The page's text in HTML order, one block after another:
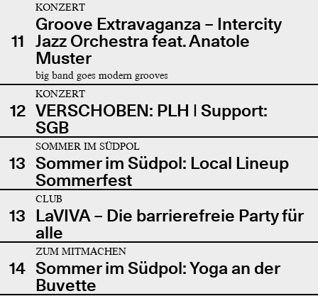
11
KONZERT
Groove Extravaganza – Intercity
Jazz Orchestra feat. Anatole
Muster
big band goes modern grooves
12
KONZERT
VERSCHOBEN: PLH | Support:
SGB
13
SOMMER IM SÜDPOL
Sommer im Südpol: Local Lineup
Sommerfest
13
CLUB
LaVIVA – Die barrierefreie Party für
alle
14
ZUM MITMACHEN
Sommer im Südpol: Yoga an der
Buvette